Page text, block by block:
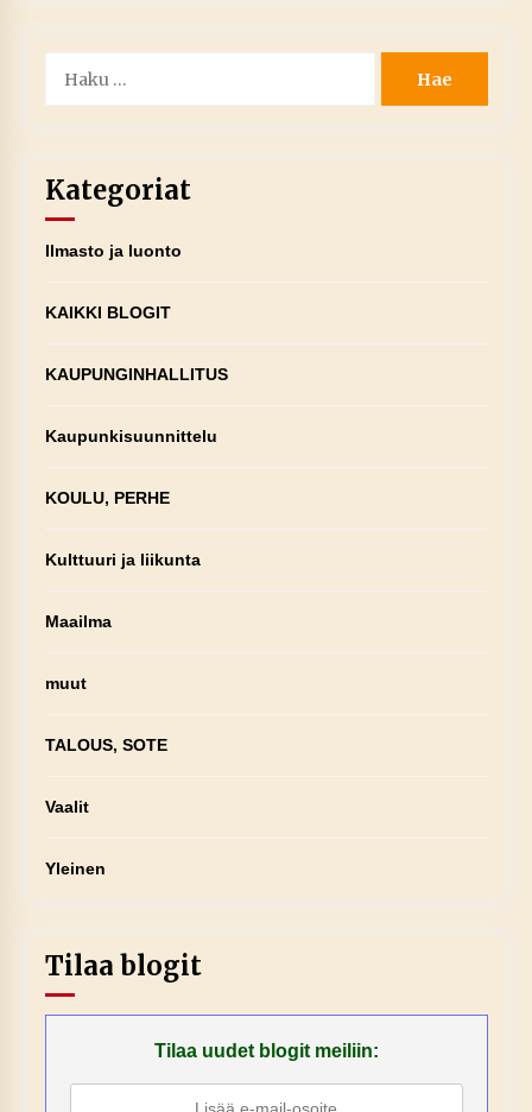
Kategoriat
Ilmasto ja luonto
KAIKKI BLOGIT
KAUPUNGINHALLITUS
Kaupunkisuunnittelu
KOULU, PERHE
Kulttuuri ja liikunta
Maailma
muut
TALOUS, SOTE
Vaalit
Yleinen
Tilaa blogit
Tilaa uudet blogit meiliin: